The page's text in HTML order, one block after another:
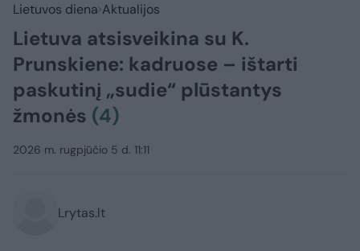
Lietuvos diena Aktualijos
Lietuva atsisveikina su K.
Prunskiene: kadruose – ištarti
paskutinį „sudie“ plūstantys
žmonės (4)
2026 m. rugpjūčio 5 d. 11:11
Lrytas.lt